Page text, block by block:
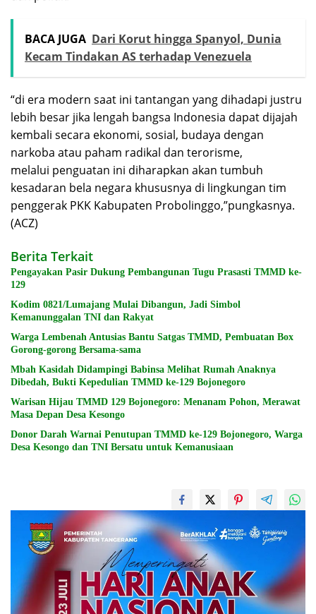
BACA JUGA Dari Korut hingga Spanyol, Dunia
Kecam Tindakan AS terhadap Venezuela
“di era modern saat ini tantangan yang dihadapi justru
lebih besar jika lengah bangsa Indonesia dapat dijajah
kembali secara ekonomi, sosial, budaya dengan
narkoba atau paham radikal dan terorisme,
melalui penguatan ini diharapkan akan tumbuh
kesadaran bela negara khususnya di lingkungan tim
penggerak PKK Kabupaten Probolinggo,”pungkasnya.
(ACZ)
Berita Terkait
Pengayakan Pasir Dukung Pembangunan Tugu Prasasti TMMD ke-
129
Kodim 0821/Lumajang Mulai Dibangun, Jadi Simbol
Kemanunggalan TNI dan Rakyat
Warga Lembenah Antusias Bantu Satgas TMMD, Pembuatan Box
Gorong-gorong Bersama-sama
Mbah Kasidah Didampingi Babinsa Melihat Rumah Anaknya
Dibedah, Bukti Kepedulian TMMD ke-129 Bojonegoro
Warisan Hijau TMMD 129 Bojonegoro: Menanam Pohon, Merawat
Masa Depan Desa Kesongo
Donor Darah Warnai Penutupan TMMD ke-129 Bojonegoro, Warga
Desa Kesongo dan TNI Bersatu untuk Kemanusiaan